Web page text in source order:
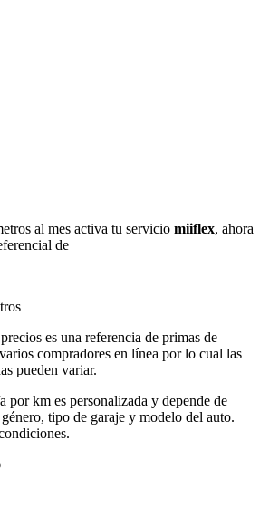
al mes activa tu servicio miiflex, ahora
de
es una referencia de primas de
compradores en línea por lo cual las
pueden variar.
por km es personalizada y depende de
tipo de garaje y modelo del auto.